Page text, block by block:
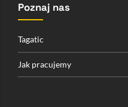
Poznaj nas
Tagatic
Jak pracujemy